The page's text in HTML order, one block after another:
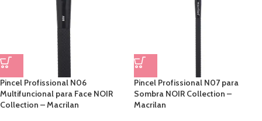
Pincel Profissional N06
Multifuncional para Face NOIR
Collection – Macrilan
Pincel Profissional N07 para
Sombra NOIR Collection –
Macrilan